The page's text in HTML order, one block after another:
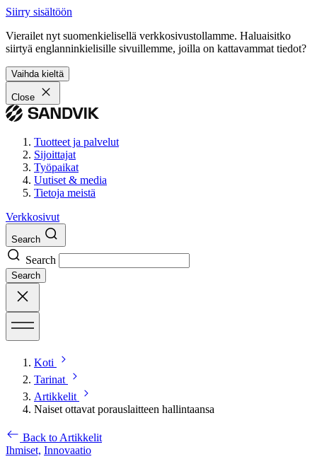
Siirry sisältöön
Vierailet nyt suomenkielisellä verkkosivustollamme. Haluaisitko
siirtyä englanninkielisille sivuillemme, joilla on kattavammat tiedot?
Vaihda kieltä
Close
Tuotteet ja palvelut
Sijoittajat
Työpaikat
Uutiset & media
Tietoja meistä
Verkkosivut
Search
Search
Search
Koti
Tarinat
Artikkelit
Naiset ottavat porauslaitteen hallintaansa
Back to Artikkelit
Ihmiset, Innovaatio